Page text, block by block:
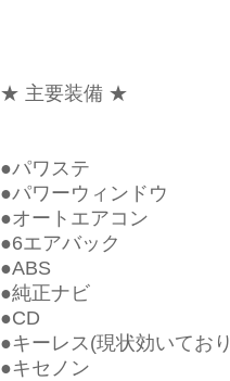
★ 主要装備 ★
●パワステ
●パワーウィンドウ
●オートエアコン
●6エアバック
●ABS
●純正ナビ
●CD
●キーレス(現状効いてお
●キセノン